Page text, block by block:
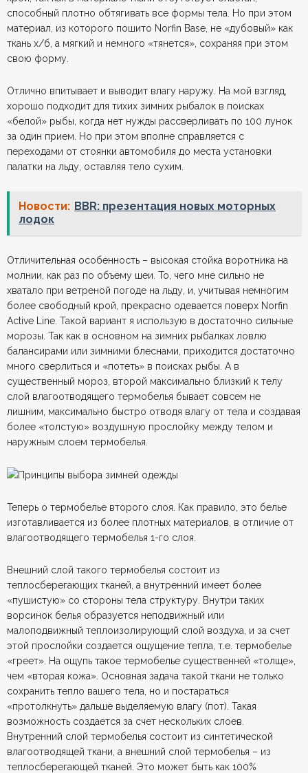
способный плотно обтягивать все формы тела. Но при этом
материал, из которого пошито Norfin Base, не «дубовый» как
ткань х/б, а мягкий и немного «тянется», сохраняя при этом
свою форму.
Отлично впитывает и выводит влагу наружу. На мой взгляд,
хорошо подходит для тихих зимних рыбалок в поисках
«белой» рыбы, когда нет нужды рассверливать по 100 лунок
за один прием. Но при этом вполне справляется с
переходами от стоянки автомобиля до места установки
палатки на льду, оставляя тело сухим.
Новости: BBR: презентация новых моторных
лодок
Отличительная особенность – высокая стойка воротника на
молнии, как раз по объему шеи. То, чего мне сильно не
хватало при ветреной погоде на льду, и, учитывая немногим
более свободный крой, прекрасно одевается поверх Norfin
Active Line. Такой вариант я использую в достаточно сильные
морозы. Так как в основном на зимних рыбалках ловлю
балансирами или зимними блеснами, приходится достаточно
много сверлиться и «потеть» в поисках рыбы. А в
существенный мороз, второй максимально близкий к телу
слой влагоотводящего термобелья бывает совсем не
лишним, максимально быстро отводя влагу от тела и создавая
более «толстую» воздушную прослойку между телом и
наружным слоем термобелья.
Теперь о термобелье второго слоя. Как правило, это белье
изготавливается из более плотных материалов, в отличие от
влагоотводящего термобелья 1-го слоя.
Внешний слой такого термобелья состоит из
теплосберегающих тканей, а внутренний имеет более
«пушистую» со стороны тела структуру. Внутри таких
ворсинок белья образуется неподвижный или
малоподвижный теплоизолирующий слой воздуха, и за счет
этой прослойки создается ощущение тепла, т.е. термобелье
«греет». На ощупь такое термобелье существенней «толще»,
чем «вторая кожа». Основная задача такой ткани не только
сохранить тепло вашего тела, но и постараться
«протолкнуть» дальше выделяемую влагу (пот). Такая
возможность создается за счет нескольких слоев.
Внутренний слой термобелья состоит из синтетической
влагоотводящей ткани, а внешний слой термобелья – из
теплосберегающей тканей. Это может быть как 100%